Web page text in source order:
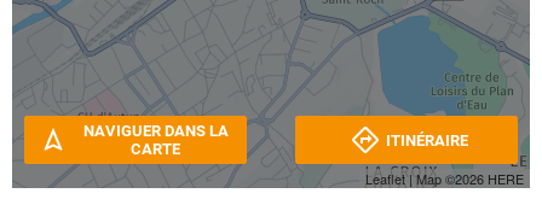
Leaflet | Map ©2026 HERE
NAVIGUER DANS LA
CARTE
ITINÉRAIRE